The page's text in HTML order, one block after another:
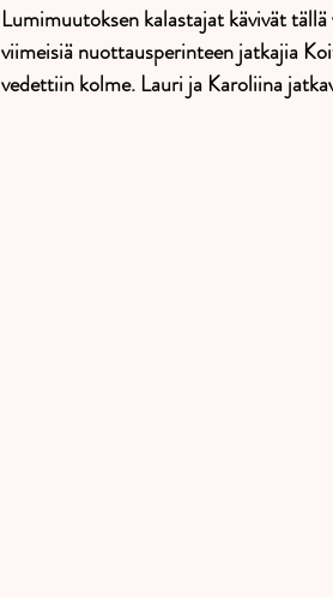
Lumimuutoksen kalastajat kävivät
viimeisiä nuottausperinteen jatkajia
vedettiin kolme. Lauri ja Karoliina